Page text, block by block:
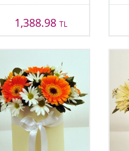
1,388.98TL